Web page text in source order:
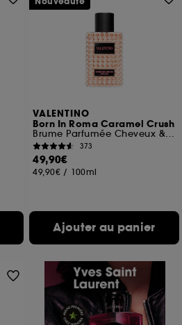
VALENTINO
Born In Roma Caramel Crush
Brume Parfumée Cheveux & Corps
373
49,90€
49,90€ / 100ml
Ajouter au panier